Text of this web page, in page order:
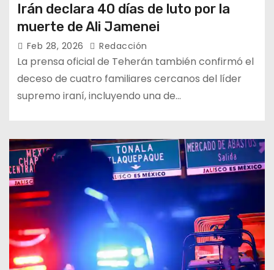
Irán declara 40 días de luto por la
muerte de Ali Jamenei
Feb 28, 2026 Redacción
La prensa oficial de Teherán también confirmó el
deceso de cuatro familiares cercanos del líder
supremo iraní, incluyendo una de…